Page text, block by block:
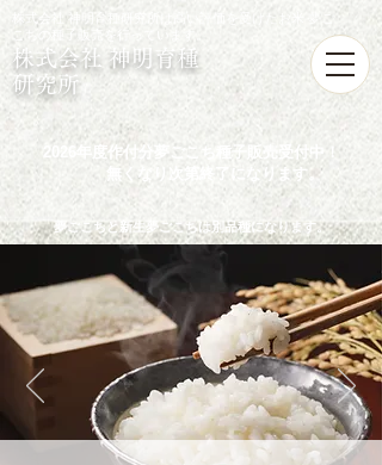
株式会社 神明育種研究所は高い評価を受けたお米 夢ご
株式会社 神明育種
研究所
2026年度作付分夢ごこち種子販売受付中！
無くなり次第終了になります。
夢ごこちと新生夢ごこちは別品種になります。